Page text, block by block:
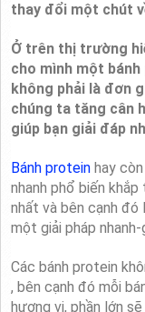
thay đổi một chút
Ở trên thị trường
cho mình một
không phải là đơn
chúng ta tăng cân
giúp bạn giải đáp
Bánh proteinhay
nhanh phổ biến
nhất và bên cạnh
một giải pháp
Các bánh protein
, bên cạnh đó mỗi
hương vị, phần lớn